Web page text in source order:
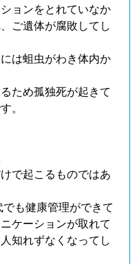
ョンをとれていなか
ご遺体が腐敗してし
は蛆虫がわき体内か
ため孤独死が起きて
。
で起こるものではあ
も健康管理ができて
ケーションが取れて
知れずなくなってし